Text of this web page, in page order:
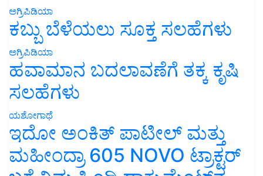
ಅಗ್ರಿಪಿಡಿಯಾ
ಕಬ್ಬು ಬೆಳೆಯಲು ಸೂಕ್ತ ಸಲಹೆಗಳು
ಅಗ್ರಿಪಿಡಿಯಾ
ಹವಾಮಾನ ಬದಲಾವಣೆಗೆ ತಕ್ಕ ಕೃಷಿ
ಸಲಹೆಗಳು
ಯಶೋಗಾಥೆ
ಇದೋ ಅಂಕಿತ್ ಪಾಟೀಲ್ ಮತ್ತು
ಮಹೀಂದ್ರಾ 605 NOVO ಟ್ರಾಕ್ಟರ್